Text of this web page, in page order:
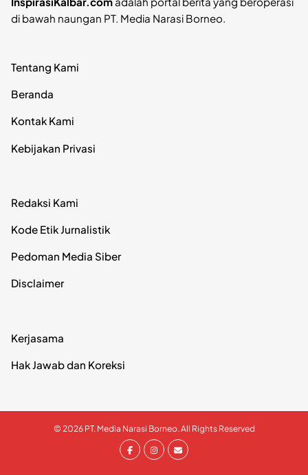
di bawah naungan PT. Media Narasi Borneo.
Tentang Kami
Beranda
Kontak Kami
Kebijakan Privasi
Redaksi Kami
Kode Etik Jurnalistik
Pedoman Media Siber
Disclaimer
Kerjasama
Hak Jawab dan Koreksi
© 2026 PT. Media Narasi Borneo. All Rights Reserved